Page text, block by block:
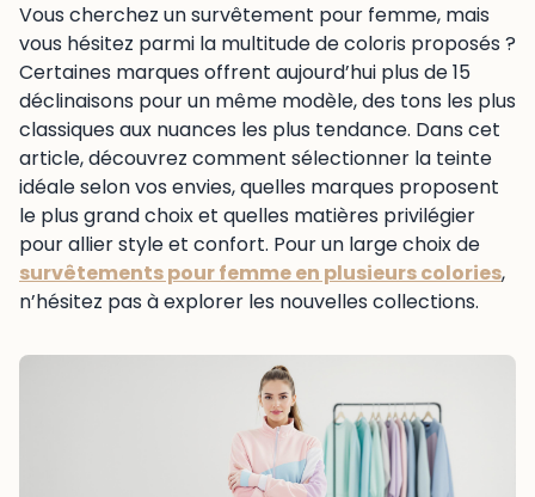
Vous cherchez un survêtement pour femme, mais
vous hésitez parmi la multitude de coloris proposés ?
Certaines marques offrent aujourd’hui plus de 15
déclinaisons pour un même modèle, des tons les plus
classiques aux nuances les plus tendance. Dans cet
article, découvrez comment sélectionner la teinte
idéale selon vos envies, quelles marques proposent
le plus grand choix et quelles matières privilégier
pour allier style et confort. Pour un large choix de
survêtements pour femme en plusieurs colories,
n’hésitez pas à explorer les nouvelles collections.